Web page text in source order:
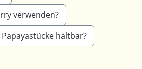
verwenden?
haltbar?